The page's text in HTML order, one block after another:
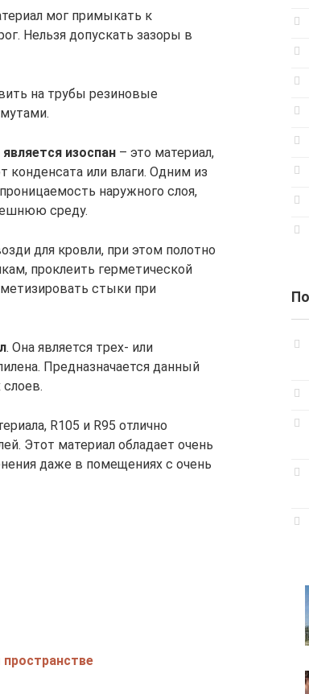
мог примыкать к
Нельзя допускать зазоры в
на трубы резиновые
изоспан – это материал,
или влаги. Одним из
наружного слоя,
среду.
для кровли, при этом полотно
проклеить герметической
стыки при
. Она является трех- или
Предназначается данный
R105 и R95 отлично
Этот материал обладает очень
даже в помещениях с очень